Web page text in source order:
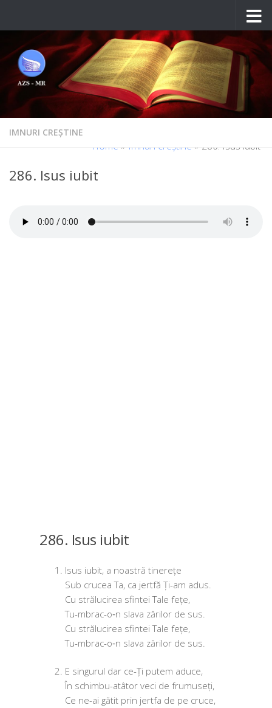
IMNURI CREȘTINE
Home » Imnuri creștine » 286. Isus iubit
286. Isus iubit
286. Isus iubit
Isus iubit, a noas­tră tinerețe
Sub cru­cea Ta, ca jert­fă Ți-am adus.
Cu stră­lu­ci­rea sfin­tei Tale fețe,
Tu-mbrac-o‑n sla­va zări­lor de sus.
Cu stră­lu­ci­rea sfin­tei Tale fețe,
Tu-mbrac-o‑n sla­va zări­lor de sus.
E sin­gu­rul dar ce-Ți putem aduce,
În schim­bu-atâ­tor veci de frumuseți,
Ce ne-ai gătit prin jert­fa de pe cruce,